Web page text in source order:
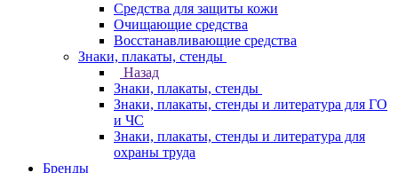
Средства для защиты кожи
Очищающие средства
Восстанавливающие средства
Знаки, плакаты, стенды
Назад
Знаки, плакаты, стенды
Знаки, плакаты, стенды и литература для ГО
и ЧС
Знаки, плакаты, стенды и литература для
охраны труда
Бренды